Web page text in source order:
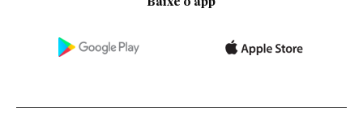
Baixe o app